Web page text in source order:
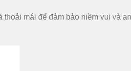
mái để đảm bảo niềm vui và